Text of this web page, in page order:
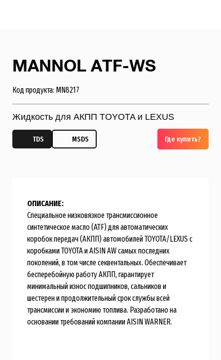
Где купить?
MANNOL ATF-WS
Код продукта: MN8217
Жидкость для АКПП TOYOTA и LEXUS
TDS MSDS
ОПИСАНИЕ:
Специальное низковязкое трансмиссионное
синтетическое масло (ATF) для автоматических
коробок передач (АКПП) автомобилей TOYOTA/LEXUS c
коробками TOYOTA и AISIN AW самых последних
поколений, в том числе секвентальных. Обеспечивает
бесперебойную работу АКПП, гарантирует
минимальный износ подшипников, сальников и
шестерен и продолжительный срок службы всей
трансмиссии и экономию топлива. Разработано на
основании требований компании AISIN WARNER.